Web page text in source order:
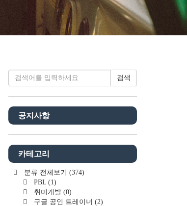
검색
공지사항
카테고리
분류 전체보기 (374)
PBL (1)
취미개발 (0)
구글 공인 트레이너 (2)